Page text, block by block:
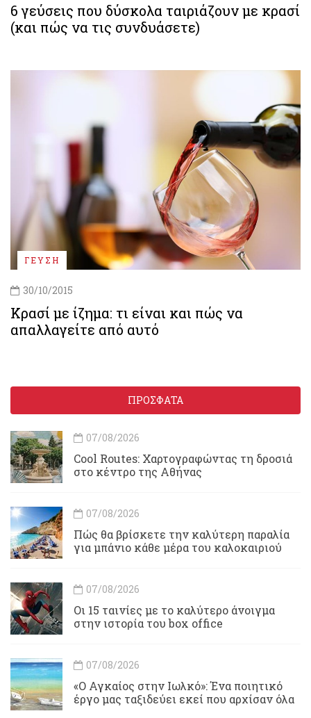
6 γεύσεις που δύσκολα ταιριάζουν με κρασί
(και πώς να τις συνδυάσετε)
ΓΕΥΣΗ
30/10/2015
Κρασί με ίζημα: τι είναι και πώς να
απαλλαγείτε από αυτό
ΠΡΟΣΦΑΤΑ
07/08/2026
Cool Routes: Χαρτογραφώντας τη δροσιά
στο κέντρο της Αθήνας
07/08/2026
Πώς θα βρίσκετε την καλύτερη παραλία
για μπάνιο κάθε μέρα του καλοκαιριού
07/08/2026
Οι 15 ταινίες με το καλύτερο άνοιγμα
στην ιστορία του box office
07/08/2026
«Ο Αγκαίος στην Ιωλκό»: Ένα ποιητικό
έργο μας ταξιδεύει εκεί που αρχίσαν όλα